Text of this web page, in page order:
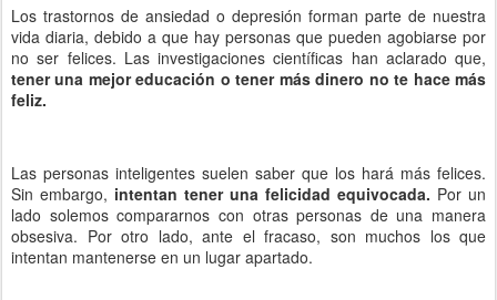
Los trastornos de ansiedad o depresión forman parte de nuestra
vida diaria, debido a que hay personas que pueden agobiarse por
no ser felices. Las investigaciones científicas han aclarado que,
tener una mejor educación o tener más dinero no te hace más
feliz.
Las personas inteligentes suelen saber que los hará más felices.
Sin embargo, intentan tener una felicidad equivocada. Por un
lado solemos compararnos con otras personas de una manera
obsesiva. Por otro lado, ante el fracaso, son muchos los que
intentan mantenerse en un lugar apartado.